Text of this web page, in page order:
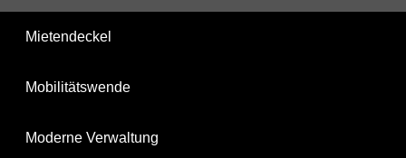
Mietendeckel
Mobilitätswende
Moderne Verwaltung